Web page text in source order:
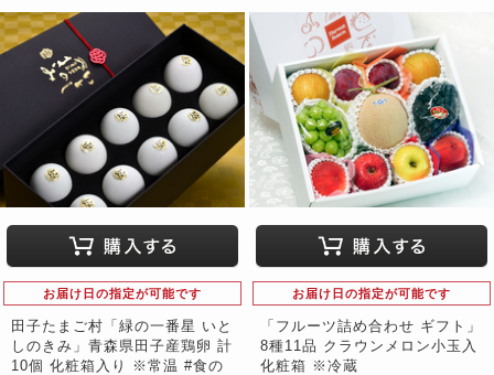
お届け日の指定が可能です
田子たまご村「緑の一番星 いと
しのきみ」青森県田子産鶏卵 計
10個 化粧箱入り ※常温 #食の
お届け日の指定が可能です
「フルーツ詰め合わせ ギフト」
8種11品 クラウンメロン小玉入
化粧箱 ※冷蔵